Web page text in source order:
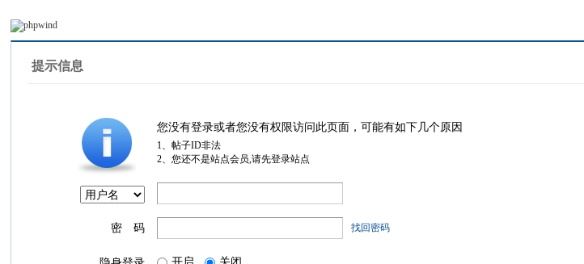
提示信息
您没有登录或者您没有权限访问此页面，可能有如下几个原因
1、帖子ID非法
2、您还不是站点会员,请先登录站点
密 码 找回密码